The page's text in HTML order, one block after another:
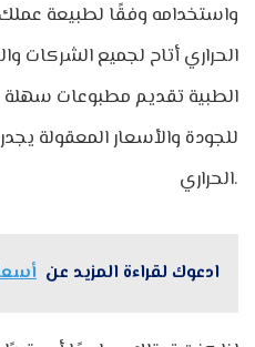
واستخدامه وفقًا لطبيعة
الحراري أتاح لجميع الشركات
الطبية تقديم مطبوعات سهلة
للجودة والأسعار المعقولة
الحراري.
ادعوك لقراءة المزيد عن